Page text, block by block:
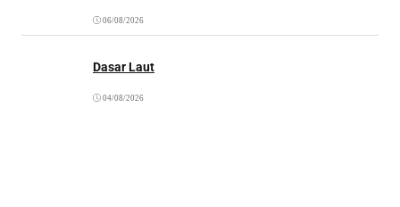
06/08/2026
Dasar Laut
04/08/2026